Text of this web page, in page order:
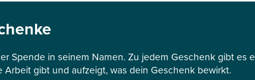
Spende in seinem Namen. Zu jedem Geschenk gibt es
gibt und aufzeigt, was dein Geschenk bewirkt.